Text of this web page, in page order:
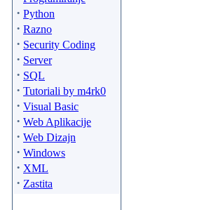
· Python
· Razno
· Security Coding
· Server
· SQL
· Tutoriali by m4rk0
· Visual Basic
· Web Aplikacije
· Web Dizajn
· Windows
· XML
· Zastita